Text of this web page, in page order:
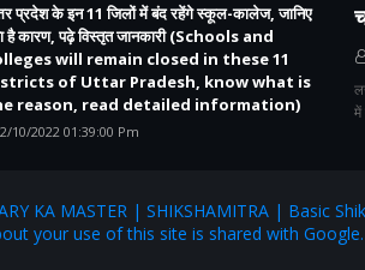
प्रदेश के इन 11 जिलों में बंद रहेंगे स्कूल-कालेज, जानिए
है कारण, पढ़े विस्तृत जानकारी (Schools and
will remain closed in these 11
of Uttar Pradesh, know what is
reason, read detailed information)
2/10/2022 01:39:00 Pm
में
KA MASTER | SHIKSHAMITRA | Basic
your use of this site is shared with